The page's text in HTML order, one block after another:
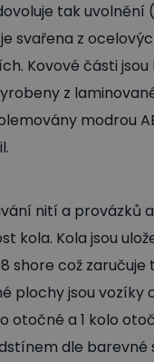
tak uvolnění
svařena z
Kovové části
z
modrou
nití a provázků
kola. Kola jsou
shore což
plochy jsou vozíky
otočné a 1 kolo
dle barevné